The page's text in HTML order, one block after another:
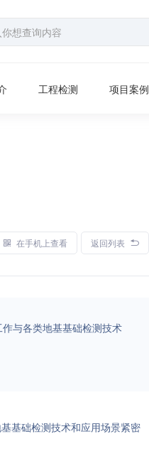
工程检测 项目案例
返回列表
在手机上查看
与各类地基基础检测技术
基础检测技术和应用场景紧密